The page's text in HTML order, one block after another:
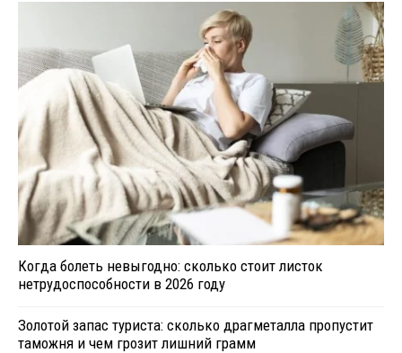
Когда болеть невыгодно: сколько стоит листок
нетрудоспособности в 2026 году
Золотой запас туриста: сколько драгметалла пропустит
таможня и чем грозит лишний грамм